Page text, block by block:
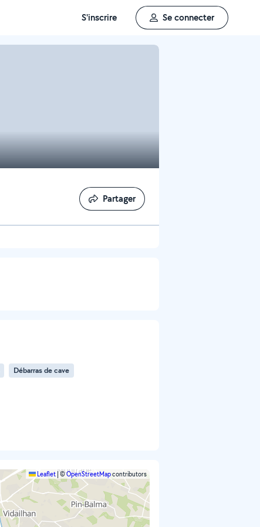
S'inscrire Se connecter
Partager
Partager
Débarras de cave
Leaflet ©OpenStreetMapcontributors